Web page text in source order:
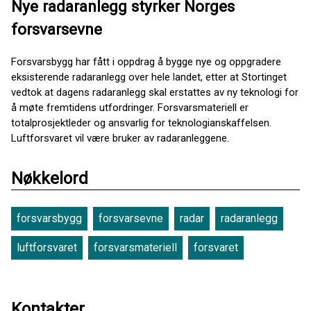
Nye radaranlegg styrker Norges
forsvarsevne
Forsvarsbygg har fått i oppdrag å bygge nye og oppgradere
eksisterende radaranlegg over hele landet, etter at Stortinget
vedtok at dagens radaranlegg skal erstattes av ny teknologi for
å møte fremtidens utfordringer. Forsvarsmateriell er
totalprosjektleder og ansvarlig for teknologianskaffelsen.
Luftforsvaret vil være bruker av radaranleggene.
Nøkkelord
forsvarsbygg forsvarsevne radar radaranlegg
luftforsvaret forsvarsmateriell forsvaret